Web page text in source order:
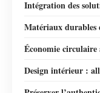
Intégration des
Matériaux
Économie
Design intérieur :